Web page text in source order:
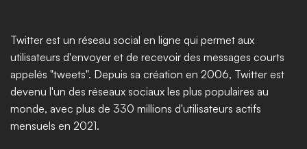
Twitter est un réseau social en ligne qui permet aux
utilisateurs d'envoyer et de recevoir des messages courts
appelés "tweets". Depuis sa création en 2006, Twitter est
devenu l'un des réseaux sociaux les plus populaires au
monde, avec plus de 330 millions d'utilisateurs actifs
mensuels en 2021.